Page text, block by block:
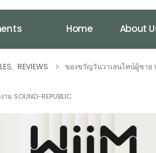
Home About
, REVIEWS ของขวัญวันวาเลนไทน์ผู้ชาย
าน SOUND-REPUBLIC